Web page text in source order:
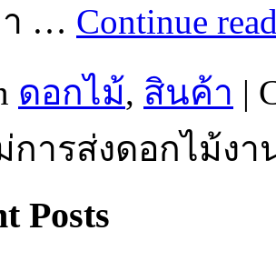
า … Continue
ดอกไม้, สินค้า |
การส่งดอกไม้ง
Posts